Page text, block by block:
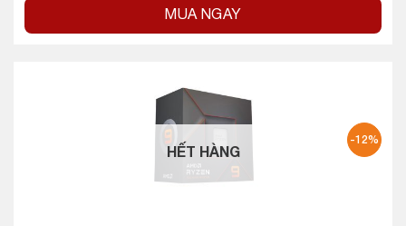
MUA NGAY
-12%
HẾT HÀNG